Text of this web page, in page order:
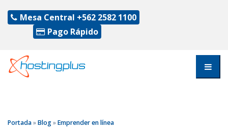
Mesa Central +562 2582 1100
Pago Rápido
Portada»Blog»Emprender en línea